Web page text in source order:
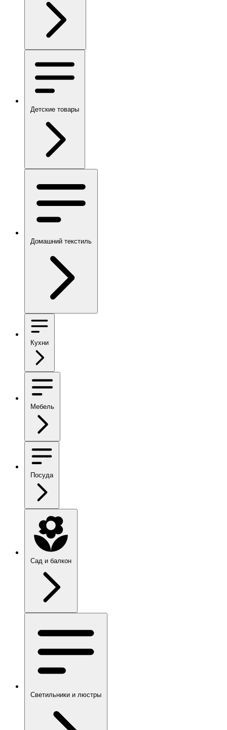
Детские товары
Домашний текстиль
Кухни
Мебель
Посуда
Сад и балкон
Светильники и люстры